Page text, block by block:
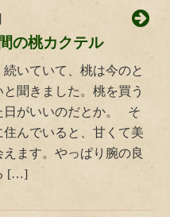
の桃カクテル
いていて、桃は今のと
聞きました。桃を買う
日がいいのだとか。 そ
んでいると、甘くて美
ます。やっぱり腕の良
[…]